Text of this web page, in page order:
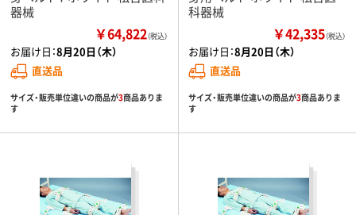
器械
￥64,822（税込）
お届け日：8月20日（木）
直送品
サイズ・販売単位違いの商品が3商品ありま
す
科器械
￥42,335（税込）
お届け日：8月20日（木）
直送品
サイズ・販売単位違いの商品が3商品ありま
す